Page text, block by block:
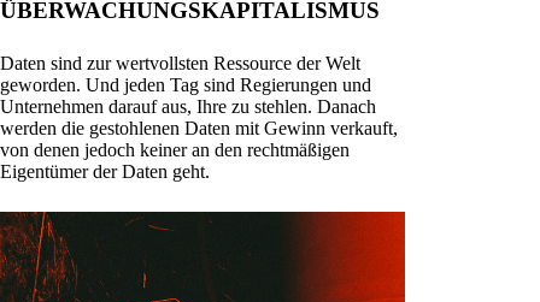
ÜBERWACHUNGSKAPITALISMUS
Daten sind zur wertvollsten Ressource der Welt
geworden. Und jeden Tag sind Regierungen und
Unternehmen darauf aus, Ihre zu stehlen. Danach
werden die gestohlenen Daten mit Gewinn verkauft,
von denen jedoch keiner an den rechtmäßigen
Eigentümer der Daten geht.